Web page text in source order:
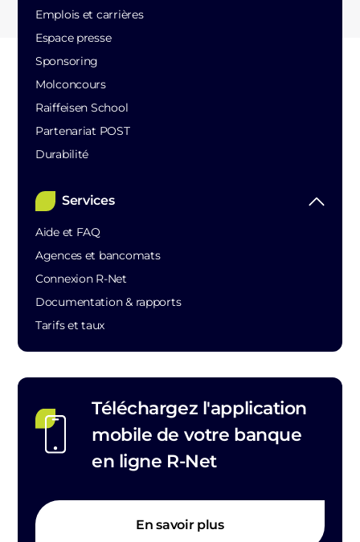
Emplois et carrières
Espace presse
Sponsoring
Molconcours
Raiffeisen School
Partenariat POST
Durabilité
Services
Aide et FAQ
Agences et bancomats
Connexion R-Net
Documentation & rapports
Tarifs et taux
Téléchargez l'application
mobile de votre banque
en ligne R-Net
En savoir plus